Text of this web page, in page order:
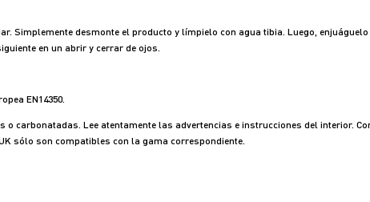
Simplemente desmonte el producto y límpielo con agua tibia. Luego,
en un abrir y cerrar de ojos.
EN14350.
o carbonatadas. Lee atentamente las advertencias e instrucciones del interior.
sólo son compatibles con la gama correspondiente.